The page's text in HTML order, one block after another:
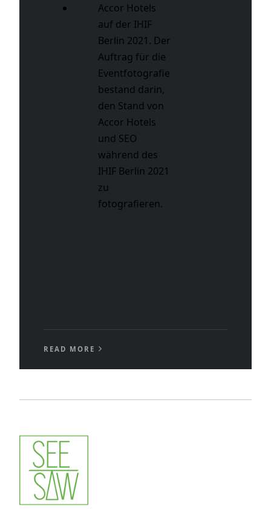
Accor Hotels
auf der IHIF
Berlin 2021. Der
Auftrag für die
Eventfotografie
bestand darin,
den Stand von
Accor Hotels
und SEO
während des
IHIF Berlin 2021
zu
fotografieren.
READ MORE